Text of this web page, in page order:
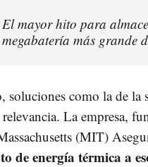
El mayor hito para
megabatería más grande
soluciones como la de
La empresa,
(MIT)
de energía térmica a